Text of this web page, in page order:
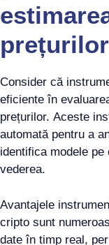
prețurilor
Consider că
eficiente în
prețurilor. Aceste
automată pentru a
identifica modele
vederea.
Avantajele
cripto sunt
date în timp real,